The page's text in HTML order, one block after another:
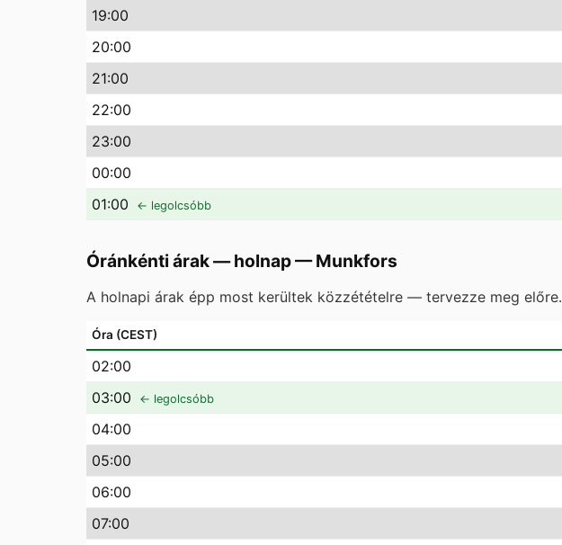
19:00
20:00
21:00
22:00
23:00
00:00
01:00 ← legolcsóbb
Óránkénti árak — holnap—Munkfors
A holnapi árak épp most kerültek közzétételre — tervezze meg előre.
Óra (CEST)
02:00
03:00 ← legolcsóbb
04:00
05:00
06:00
07:00